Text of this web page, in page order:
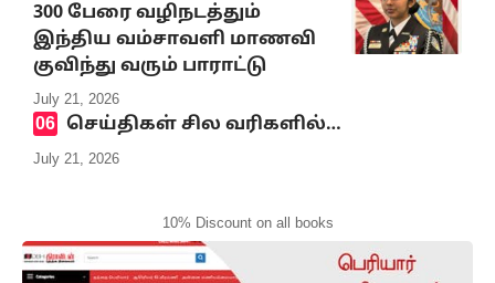
300 பேரை வழிநடத்தும்
இந்திய வம்சாவளி மாணவி
குவிந்து வரும் பாராட்டு
July 21, 2026
செய்திகள் சில வரிகளில்…
July 21, 2026
10% Discount on all books